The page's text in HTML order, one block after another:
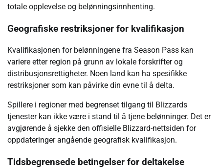
totale opplevelse og belønningsinnhenting.
Geografiske restriksjoner for kvalifikasjon
Kvalifikasjonen for belønningene fra Season Pass kan
variere etter region på grunn av lokale forskrifter og
distribusjonsrettigheter. Noen land kan ha spesifikke
restriksjoner som kan påvirke din evne til å delta.
Spillere i regioner med begrenset tilgang til Blizzards
tjenester kan ikke være i stand til å tjene belønninger. Det er
avgjørende å sjekke den offisielle Blizzard-nettsiden for
oppdateringer angående geografisk kvalifikasjon.
Tidsbegrensede betingelser for deltakelse